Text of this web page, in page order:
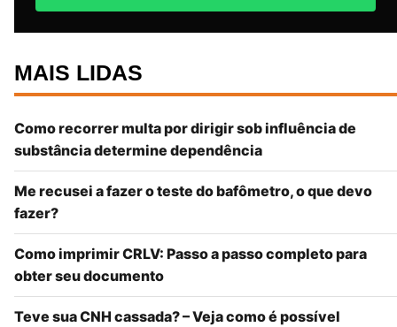
MAIS LIDAS
Como recorrer multa por dirigir sob influência de
substância determine dependência
Me recusei a fazer o teste do bafômetro, o que devo
fazer?
Como imprimir CRLV: Passo a passo completo para
obter seu documento
Teve sua CNH cassada? – Veja como é possível